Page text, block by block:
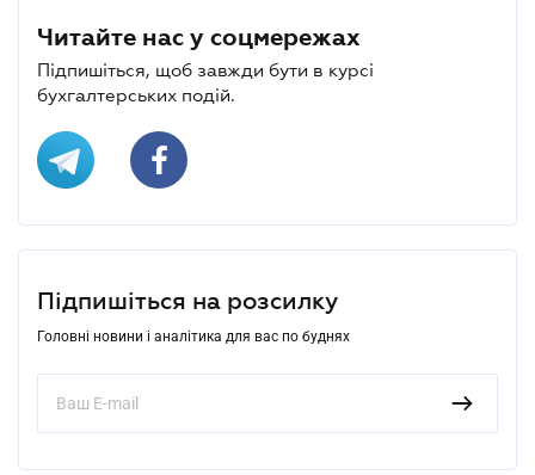
Читайте нас у соцмережах
Підпишіться, щоб завжди бути в курсі
бухгалтерських подій.
Підпишіться на розсилку
Головні новини і аналітика для вас по буднях